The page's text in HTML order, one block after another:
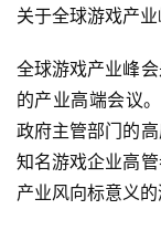
戏
界
手
机
游
关于全球游戏产
全球游戏产业峰
的产业高端会议
政府主管部门的
知名游戏企业高
产业风向标意义的